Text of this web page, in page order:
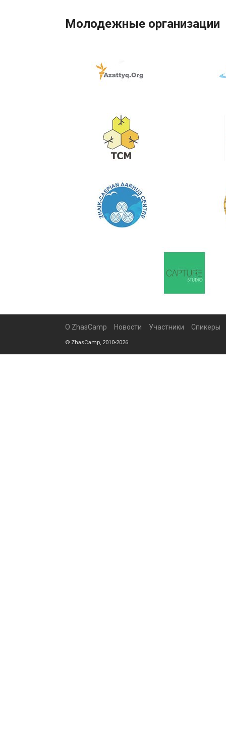
Молодежные организации
О ZhasCamp Новости Участники Спикеры
© ZhasCamp, 2010-2026